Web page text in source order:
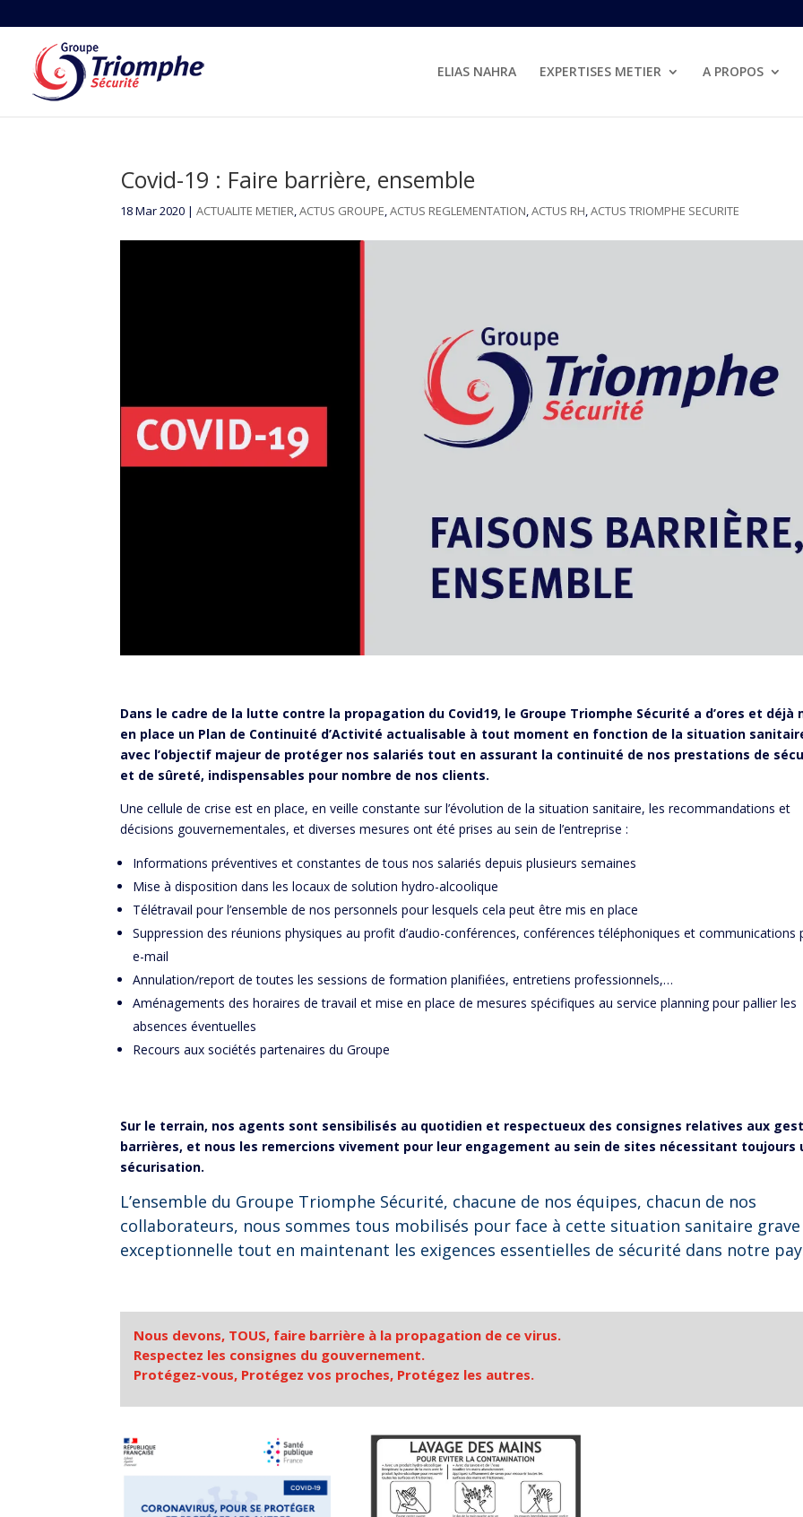
ELIAS NAHRA EXPERTISES METIER A PROPOS
Covid-19 : Faire barrière, ensemble
18 Mar 2020 |ACTUALITE METIER,ACTUS GROUPE,ACTUS REGLEMENTATION,ACTUS RH,ACTUS TRIOMPHE SECURITE
Dans le cadre de la lutte contre la propagation du Covid19, le Groupe Triomphe Sécurité a d’ores et déjà
en place un Plan de Continuité d’Activité actualisable à tout moment en fonction de la situation
avec l’objectif majeur de protéger nos salariés tout en assurant la continuité de nos prestations de
et de sûreté, indispensables pour nombre de nos clients.
Une cellule de crise est en place, en veille constante sur l’évolution de la situation sanitaire, les recommandations et
décisions gouvernementales, et diverses mesures ont été prises au sein de l’entreprise :
Informations préventives et constantes de tous nos salariés depuis plusieurs semaines
Mise à disposition dans les locaux de solution hydro-alcoolique
Télétravail pour l’ensemble de nos personnels pour lesquels cela peut être mis en place
Suppression des réunions physiques au profit d’audio-conférences, conférences téléphoniques et communications
e-mail
Annulation/report de toutes les sessions de formation planifiées, entretiens professionnels,…
Aménagements des horaires de travail et mise en place de mesures spécifiques au service planning pour pallier les
absences éventuelles
Recours aux sociétés partenaires du Groupe
Sur le terrain, nos agents sont sensibilisés au quotidien et respectueux des consignes relatives aux
barrières, et nous les remercions vivement pour leur engagement au sein de sites nécessitant toujours
sécurisation.
L’ensemble du Groupe Triomphe Sécurité, chacune de nos équipes, chacun de nos
collaborateurs, nous sommes tous mobilisés pour face à cette situation sanitaire
exceptionnelle tout en maintenant les exigences essentielles de sécurité dans notre
Nous devons, TOUS, faire barrière à la propagation de ce virus.
Respectez les consignes du gouvernement.
Protégez-vous, Protégez vos proches, Protégez les autres.